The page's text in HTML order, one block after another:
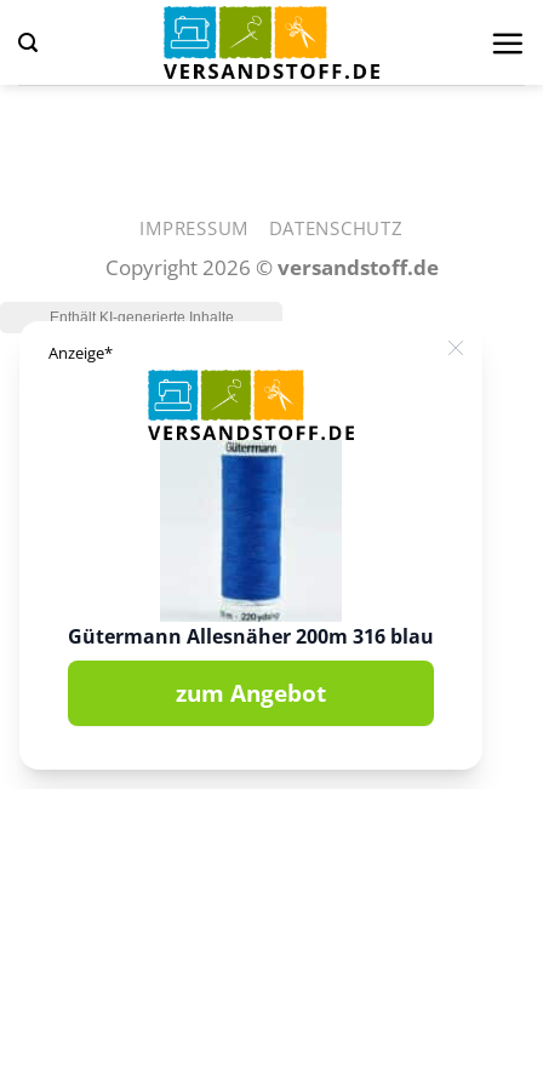
Inhalt
springen
IMPRESSUM DATENSCHUTZ
Copyright 2026 ©versandstoff.de
Anzeige* Close
Gütermann Allesnäher 200m 316 blau
zum Angebot